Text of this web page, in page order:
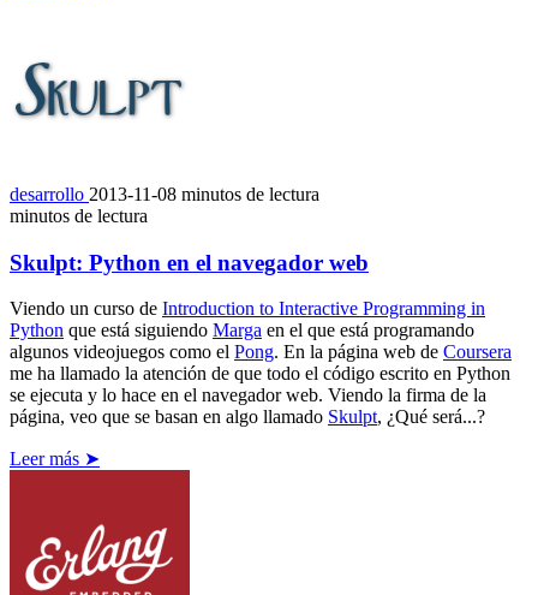
desarrollo 2013-11-08 minutos de lectura
minutos de lectura
Skulpt: Python en el navegador web
Viendo un curso de Introduction to Interactive Programming in
Python que está siguiendo Marga en el que está programando
algunos videojuegos como el Pong. En la página web de Coursera
me ha llamado la atención de que todo el código escrito en Python
se ejecuta y lo hace en el navegador web. Viendo la firma de la
página, veo que se basan en algo llamado Skulpt, ¿Qué será...?
Leer más ➤